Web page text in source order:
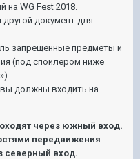
на WG Fest 2018.
документ для
запрещённые предметы и
(под спойлером ниже
должны входить на
через южный вход.
передвижения
северный вход.